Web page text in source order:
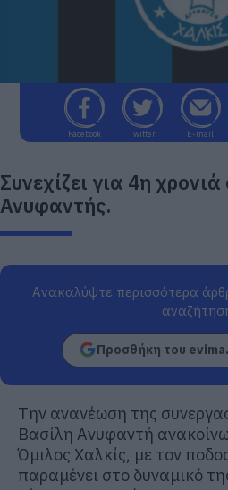
Facebook Twitter E-mail
Συνεχίζει για 4η
Ανυφαντής.
Ανακαλύψτε περισσότερα
Προσθήκη του
Την ανανέωση της
Βασίλη Ανυφαντή
Όμιλος Χαλκίς, με τον
παραμένει στο δυναμικό